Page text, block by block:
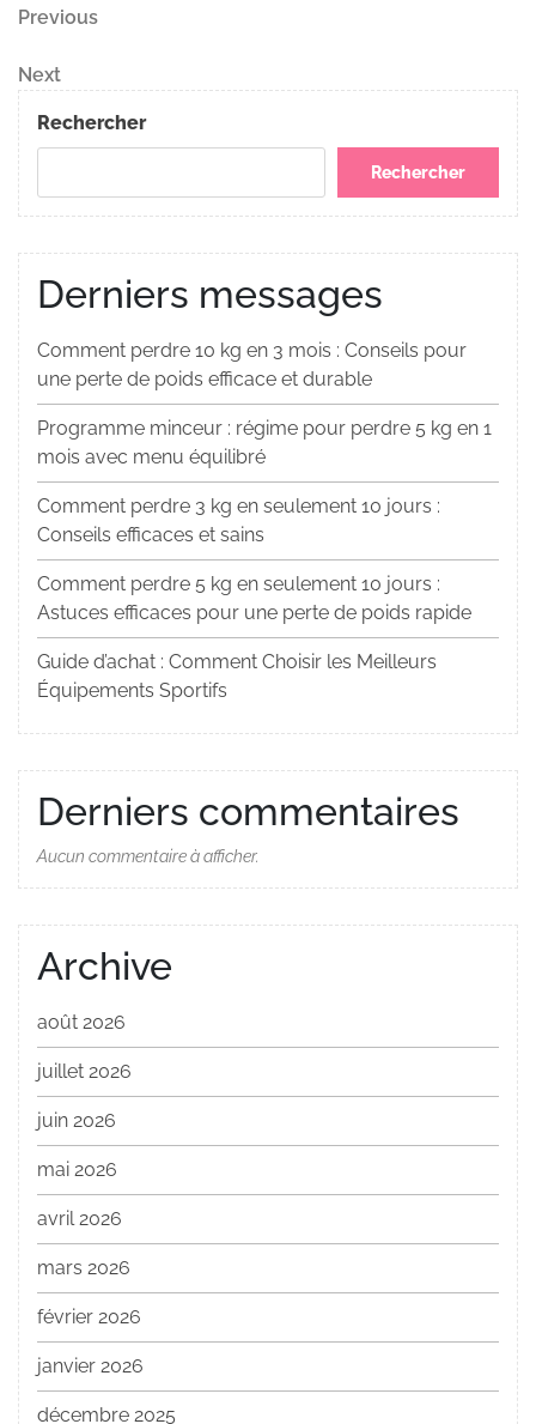
Navigation
de
l’article
Previous
Previous
Next
Post
Next
Rechercher
Rechercher
Derniers messages
Comment perdre 10 kg en 3 mois : Conseils pour
une perte de poids efficace et durable
Programme minceur : régime pour perdre 5 kg en 1
mois avec menu équilibré
Comment perdre 3 kg en seulement 10 jours :
Conseils efficaces et sains
Comment perdre 5 kg en seulement 10 jours :
Astuces efficaces pour une perte de poids rapide
Guide d’achat : Comment Choisir les Meilleurs
Équipements Sportifs
Derniers commentaires
Aucun commentaire à afficher.
Archive
août 2026
juillet 2026
juin 2026
mai 2026
avril 2026
mars 2026
février 2026
janvier 2026
décembre 2025